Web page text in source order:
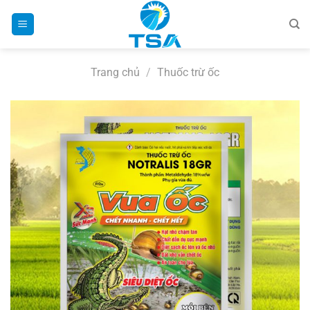
Trang chủ / Thuốc trừ ốc